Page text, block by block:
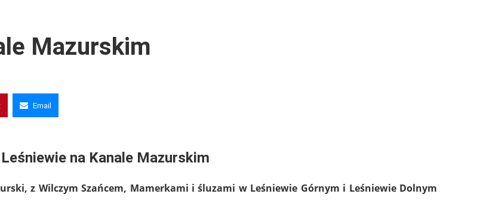
Mazurskim
Email
na Kanale Mazurskim
z Wilczym Szańcem, Mamerkami i śluzami w Leśniewie Górnym i Leśniewie Dolnym